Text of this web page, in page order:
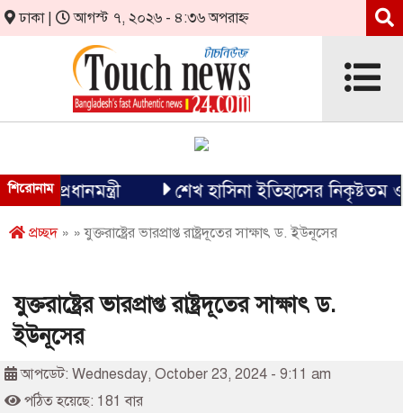
ঢাকা | আগস্ট ৭, ২০২৬ - ৪:৩৬ অপরাহ্ন
শিরোনাম শেখ হাসিনা ইতিহাসের নিকৃষ্টতম ও
প্রচ্ছদ» » যুক্তরাষ্ট্রের ভারপ্রাপ্ত রাষ্ট্রদূতের সাক্ষাৎ ড. ইউনূসের
যুক্তরাষ্ট্রের ভারপ্রাপ্ত রাষ্ট্রদূতের সাক্ষাৎ ড.
ইউনূসের
আপডেট: Wednesday, October 23, 2024 - 9:11 am
পঠিত হয়েছে: 181 বার